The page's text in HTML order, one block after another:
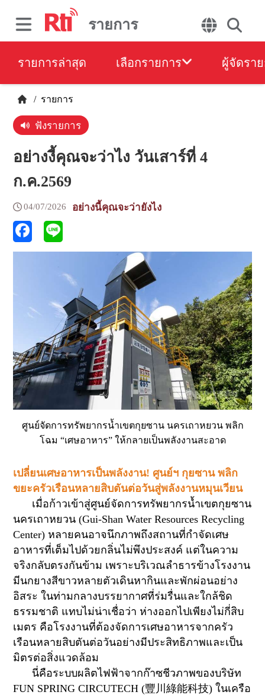
รายการ
รายการล่าสุด เลือกรายการ ผู้จัดรา
/ รายการ
ฟังรายการ
อย่างงี้คุณจะว่าไง วันเสาร์ที่ 4
ก.ค.2569
04/07/2026 อย่างนี้คุณจะว่ายังไง
ศูนย์จัดการทรัพยากรน้ำเขตกุยซาน นครเถาหยวน พลิก
โฉม “เศษอาหาร” ให้กลายเป็นพลังงานสะอาด
เปลี่ยนเศษอาหารเป็นพลังงาน! ศูนย์ฯ กุยซาน พลิก
ขยะครัวเรือนหลายสิบตันต่อวันสู่พลังงานหมุนเวียน
เมื่อก้าวเข้าสู่ศูนย์จัดการทรัพยากรน้ำเขตกุยซาน
นครเถาหยวน (Gui-Shan Water Resources Recycling
Center) หลายคนอาจนึกภาพถึงสถานที่กำจัดเศษ
อาหารที่เต็มไปด้วยกลิ่นไม่พึงประสงค์ แต่ในความ
จริงกลับตรงกันข้าม เพราะบริเวณลำธารข้างโรงงาน
มีนกยางสีขาวหลายตัวเดินหากินและพักผ่อนอย่าง
อิสระ ในท่ามกลางบรรยากาศที่ร่มรื่นและใกล้ชิด
ธรรมชาติ แทบไม่น่าเชื่อว่า ห่างออกไปเพียงไม่กี่สิบ
เมตร คือโรงงานที่ต้องจัดการเศษอาหารจากครัว
เรือนหลายสิบตันต่อวันอย่างมีประสิทธิภาพและเป็น
มิตรต่อสิ่งแวดล้อม
นี่คือระบบผลิตไฟฟ้าจากก๊าซชีวภาพของบริษัท
FUN SPRING CIRCUTECH(豐川綠能科技)ในเครือ